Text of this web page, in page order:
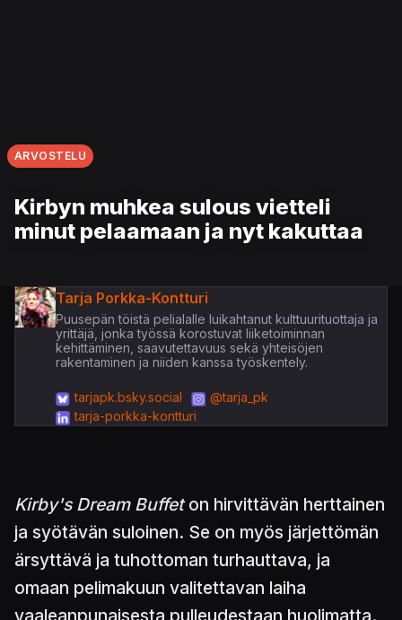
ARVOSTELU
Kirbyn muhkea sulous vietteli
minut pelaamaan ja nyt kakuttaa
Tarja Porkka-Kontturi
Puusepän töistä pelialalle luikahtanut kulttuurituottaja ja
yrittäjä, jonka työssä korostuvat liiketoiminnan
kehittäminen, saavutettavuus sekä yhteisöjen
rakentaminen ja niiden kanssa työskentely.
tarjapk.bsky.social
@tarja_pk
tarja-porkka-kontturi
Kirby's Dream Buffeton hirvittävän herttainen
ja syötävän suloinen. Se on myös järjettömän
ärsyttävä ja tuhottoman turhauttava, ja
omaan pelimakuun valitettavan laiha
vaaleanpunaisesta pulleudestaan huolimatta.